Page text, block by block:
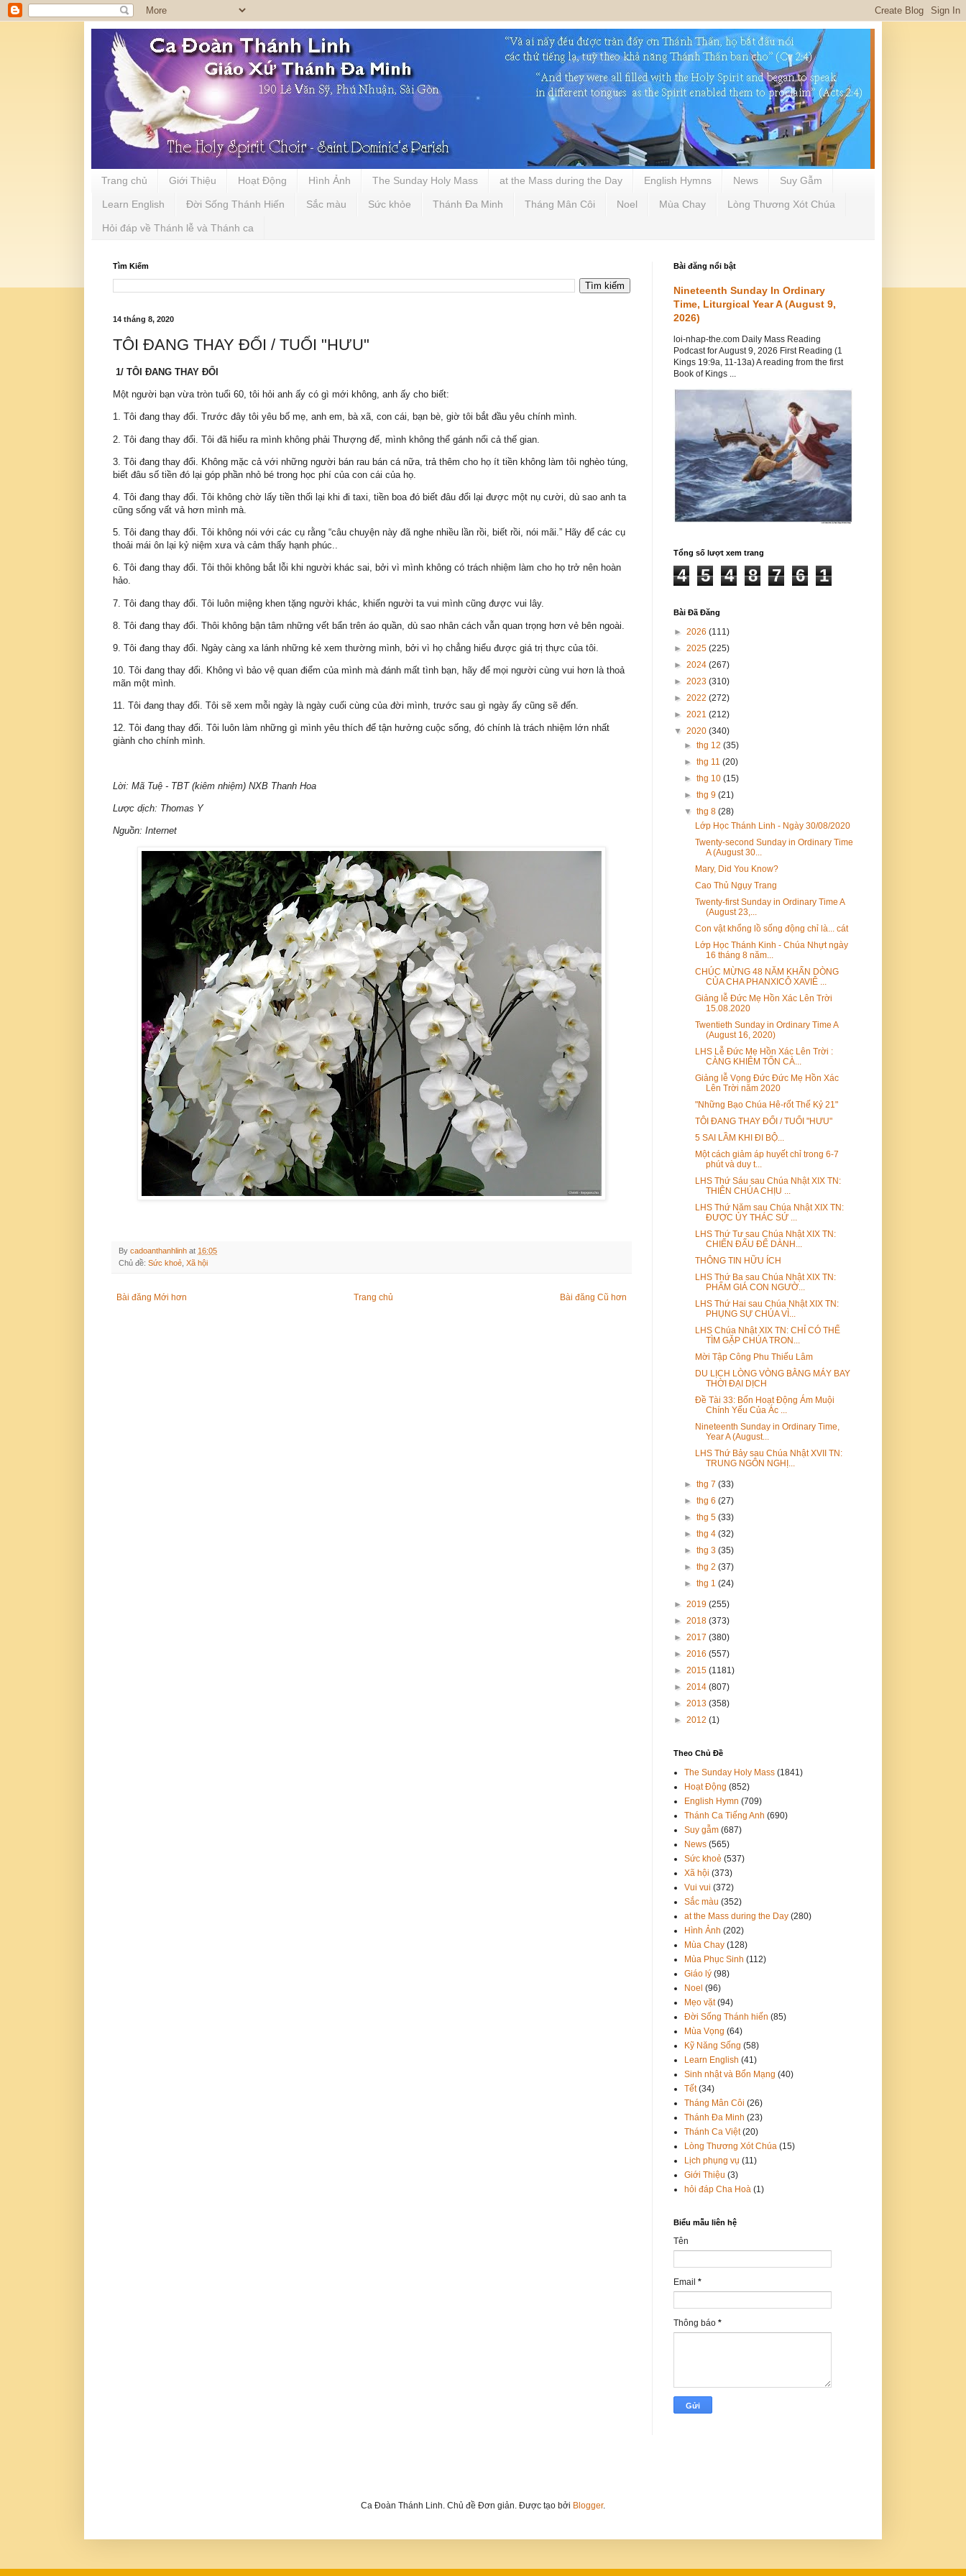
Trang chủ Giới Thiệu Hoạt Động Hình Ảnh The Sunday Holy Mass at the Mass during the Day English Hymns News Suy Gẫm
Learn English Đời Sống Thánh Hiến Sắc màu Sức khỏe Thánh Đa Minh Tháng Mân Côi Noel Mùa Chay Lòng Thương Xót Chúa
Hỏi đáp về Thánh lễ và Thánh ca
Tìm Kiếm
14 tháng 8, 2020
TÔI ĐANG THAY ĐỔI / TUỔI "HƯU"
1/ TÔI ĐANG THAY ĐỔI
Một người bạn vừa tròn tuổi 60, tôi hỏi anh ấy có gì mới không, anh ấy cho biết:
1. Tôi đang thay đổi. Trước đây tôi yêu bố mẹ, anh em, bà xã, con cái, bạn bè, giờ tôi bắt đầu yêu chính mình.
2. Tôi đang thay đổi. Tôi đã hiểu ra mình không phải Thượng đế, mình không thể gánh nổi cả thế gian.
3. Tôi đang thay đổi. Không mặc cả với những người bán rau bán cá nữa, trả thêm cho họ ít tiền không làm tôi nghèo túng,
biết đâu số tiền đó lại góp phần nhỏ bé trong học phí của con cái của họ.
4. Tôi đang thay đổi. Tôi không chờ lấy tiền thối lại khi đi taxi, tiền boa đó biết đâu đổi lại được một nụ cười, dù sao anh ta
cũng sống vất vả hơn mình mà.
5. Tôi đang thay đổi. Tôi không nói với các cụ rằng “câu chuyện này đã nghe nhiều lần rồi, biết rồi, nói mãi.” Hãy để các cụ
thoải mái ôn lại kỷ niệm xưa và cảm thấy hạnh phúc..
6. Tôi đang thay đổi. Tôi thôi không bắt lỗi khi người khác sai, bởi vì mình không có trách nhiệm làm cho họ trở nên hoàn
hảo.
7. Tôi đang thay đổi. Tôi luôn miệng khen tặng người khác, khiến người ta vui mình cũng được vui lây.
8. Tôi đang thay đổi. Thôi không bận tâm những vết bẩn trên áo quần, dù sao nhân cách vẫn quan trọng hơn vẻ bên ngoài.
9. Tôi đang thay đổi. Ngày càng xa lánh những kẻ xem thường mình, bởi vì họ chẳng hiểu được giá trị thực của tôi.
10. Tôi đang thay đổi. Không vì bảo vệ quan điểm của mình mà đánh mất tình bạn, hãy để mọi người cùng vui hơn là thoả
mãn một mình.
11. Tôi đang thay đổi. Tôi sẽ xem mỗi ngày là ngày cuối cùng của đời mình, trước sau gì ngày ấy cũng sẽ đến.
12. Tôi đang thay đổi. Tôi luôn làm những gì mình yêu thích để tận hưởng cuộc sống, đó chính là trách nhiệm lớn nhất
giành cho chính mình.
Lời: Mã Tuệ - TBT (kiêm nhiệm) NXB Thanh Hoa
Lược dịch: Thomas Y
Nguồn: Internet
By cadoanthanhlinh at 16:05
Chủ đề: Sức khoẻ Xã hội
Bài đăng Mới hơn Bài đăng Cũ hơn
Trang chủ
Bài đăng nổi bật
Nineteenth Sunday In Ordinary
Time, Liturgical Year A (August 9,
2026)
loi-nhap-the.com Daily Mass Reading
Podcast for August 9, 2026 First Reading (1
Kings 19:9a, 11-13a) A reading from the first
Book of Kings ...
Tổng số lượt xem trang
4 5 4 8 7 6 1
Bài Đã Đăng
► 2026 (111)
► 2025 (225)
► 2024 (267)
► 2023 (310)
► 2022 (272)
► 2021 (212)
▼ 2020 (340)
►thg 12(35)
►thg 11(20)
►thg 10(15)
►thg 9(21)
▼thg 8(28)
Lớp Học Thánh Linh - Ngày 30/08/2020
Twenty-second Sunday in Ordinary Time
A (August 30...
Mary, Did You Know?
Cao Thủ Ngụy Trang
Twenty-first Sunday in Ordinary Time A
(August 23,...
Con vật khổng lồ sống động chỉ là... cát
Lớp Học Thánh Kinh - Chúa Nhựt ngày
16 tháng 8 năm...
CHÚC MỪNG 48 NĂM KHẤN DÒNG
CỦA CHA PHANXICÔ XAVIÊ ...
Giảng lễ Đức Mẹ Hồn Xác Lên Trời
15.08.2020
Twentieth Sunday in Ordinary Time A
(August 16, 2020)
LHS Lễ Đức Mẹ Hồn Xác Lên Trời :
CÀNG KHIÊM TỐN CÀ...
Giảng lễ Vọng Đức Đức Mẹ Hồn Xác
Lên Trời năm 2020
"Những Bạo Chúa Hê-rốt Thế Kỷ 21"
TÔI ĐANG THAY ĐỔI / TUỔI "HƯU"
5 SAI LẦM KHI ĐI BỘ...
Một cách giảm áp huyết chỉ trong 6-7
phút và duy t...
LHS Thứ Sáu sau Chúa Nhật XIX TN:
THIÊN CHÚA CHỊU ...
LHS Thứ Năm sau Chúa Nhật XIX TN:
ĐƯỢC ỦY THÁC SỨ ...
LHS Thứ Tư sau Chúa Nhật XIX TN:
CHIẾN ĐẤU ĐỂ DÀNH...
THÔNG TIN HỮU ÍCH
LHS Thứ Ba sau Chúa Nhật XIX TN:
PHẨM GIÁ CON NGƯỜ...
LHS Thứ Hai sau Chúa Nhật XIX TN:
PHỤNG SỰ CHÚA VÌ...
LHS Chúa Nhật XIX TN: CHỈ CÓ THỂ
TÌM GẶP CHÚA TRON...
Mời Tập Công Phu Thiếu Lâm
DU LỊCH LÒNG VÒNG BẰNG MÁY BAY
THỜI ĐẠI DỊCH
Đề Tài 33: Bốn Hoạt Động Ám Muội
Chính Yếu Của Ác ...
Nineteenth Sunday in Ordinary Time,
Year A (August...
LHS Thứ Bảy sau Chúa Nhật XVII TN:
TRUNG NGÔN NGHỊ...
►thg 7(33)
►thg 6(27)
►thg 5(33)
►thg 4(32)
►thg 3(35)
►thg 2(37)
►thg 1(24)
► 2019 (255)
► 2018 (373)
► 2017 (380)
► 2016 (557)
► 2015 (1181)
► 2014 (807)
► 2013 (358)
► 2012 (1)
Theo Chủ Đề
The Sunday Holy Mass (1841)
Hoạt Động (852)
English Hymn (709)
Thánh Ca Tiếng Anh (690)
Suy gẫm (687)
News (565)
Sức khoẻ (537)
Xã hội (373)
Vui vui (372)
Sắc màu (352)
at the Mass during the Day (280)
Hình Ảnh (202)
Mùa Chay (128)
Mùa Phục Sinh (112)
Giáo lý (98)
Noel (96)
Mẹo vặt (94)
Đời Sống Thánh hiến (85)
Mùa Vọng (64)
Kỹ Năng Sống (58)
Learn English (41)
Sinh nhật và Bổn Mạng (40)
Tết (34)
Tháng Mân Côi (26)
Thánh Đa Minh (23)
Thánh Ca Việt (20)
Lòng Thương Xót Chúa (15)
Lịch phụng vụ (11)
Giới Thiệu (3)
hỏi đáp Cha Hoà (1)
Biểu mẫu liên hệ
Tên
Email *
Thông báo *
Ca Đoàn Thánh Linh. Chủ đề Đơn giản. Được tạo bởi Blogger.